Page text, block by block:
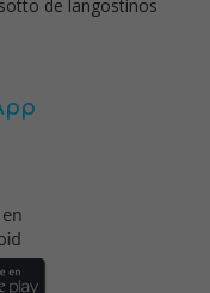
de langostinos